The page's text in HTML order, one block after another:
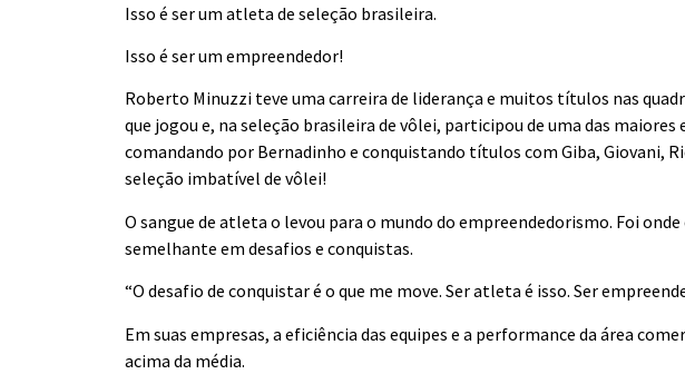
Isso é ser um atleta de seleção brasileira.
Isso é ser um empreendedor!
Roberto Minuzzi teve uma carreira de liderança e muitos títulos nas
que jogou e, na seleção brasileira de vôlei, participou de uma das maiores
comandando por Bernadinho e conquistando títulos com Giba, Giovani,
seleção imbatível de vôlei!
O sangue de atleta o levou para o mundo do empreendedorismo. Foi
semelhante em desafios e conquistas.
“O desafio de conquistar é o que me move. Ser atleta é isso. Ser
Em suas empresas, a eficiência das equipes e a performance da área
acima da média.